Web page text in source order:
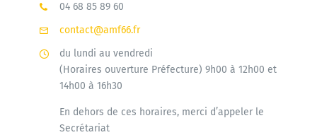
04 68 85 89 60
contact@amf66.fr
du lundi au vendredi
(Horaires ouverture Préfecture) 9h00 à 12h00 et
14h00 à 16h30
En dehors de ces horaires, merci d’appeler le
Secrétariat